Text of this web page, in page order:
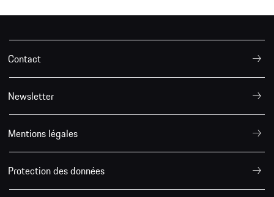
Contact
Newsletter
Mentions légales
Protection des données